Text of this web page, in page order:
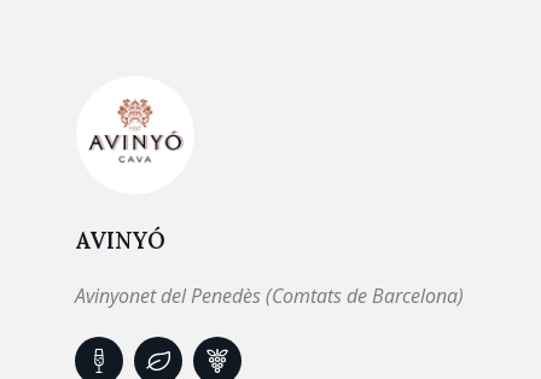
AVINYÓ
Avinyonet del Penedès (Comtats de Barcelona)